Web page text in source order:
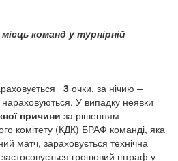
команд у турнірній
3 очки, за нічию –
У випадку неявки
причини за рішенням
комітету (КДК) БРАФ команді, яка
матч, зараховується технічна
грошовий штраф у